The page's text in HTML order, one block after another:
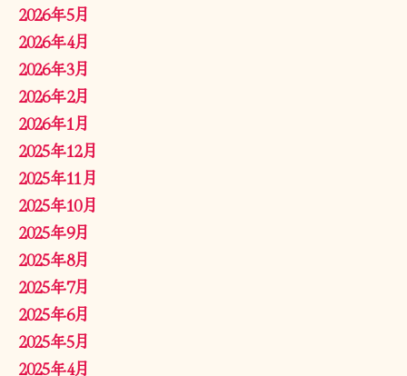
2026年5月
2026年4月
2026年3月
2026年2月
2026年1月
2025年12月
2025年11月
2025年10月
2025年9月
2025年8月
2025年7月
2025年6月
2025年5月
2025年4月